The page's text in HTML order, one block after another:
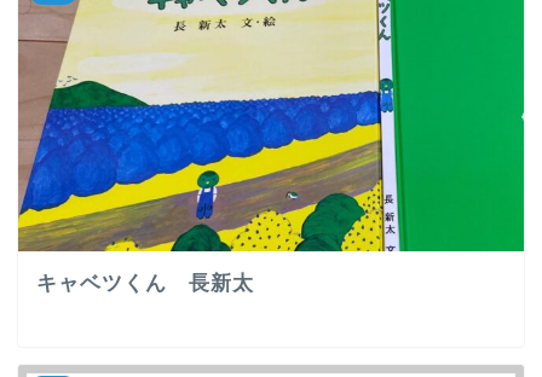
キャベツくん 長新太